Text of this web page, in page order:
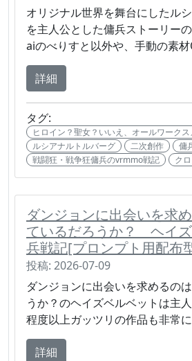
オリジナル世界を舞台にしたル
を主人公とした傭兵ストーリー
aiのべりすと以外や、手動の素材
詳細
タグ:
ヒロイン？聖女？いいえ、オールワークス
ルシアナルトルバーグ
二次創作
傭
戦闘狂・戦争狂傭兵のvrmmo戦記
ク
ダンジョンに出会いを求
ているだろうか？ ヘイ
兵戦記[プロンプト用配布
投稿: 2026-07-09
ダンジョンに出会いを求めるの
うか？のヘイズベルベットは主
程度以上ガッツリの作品も非常
詳細